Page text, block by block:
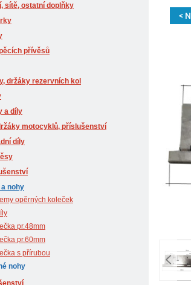
sítě, ostatní doplňky
přívěsů
držáky rezervních kol
a díly
motocyklů, příslušenství
díly
nohy
opěrných koleček
pr.48mm
pr.60mm
s přírubou
nohy
<